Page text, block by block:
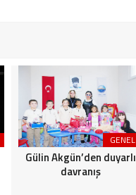
GENEL
Gülin Akgün’den duyarlı
davranış